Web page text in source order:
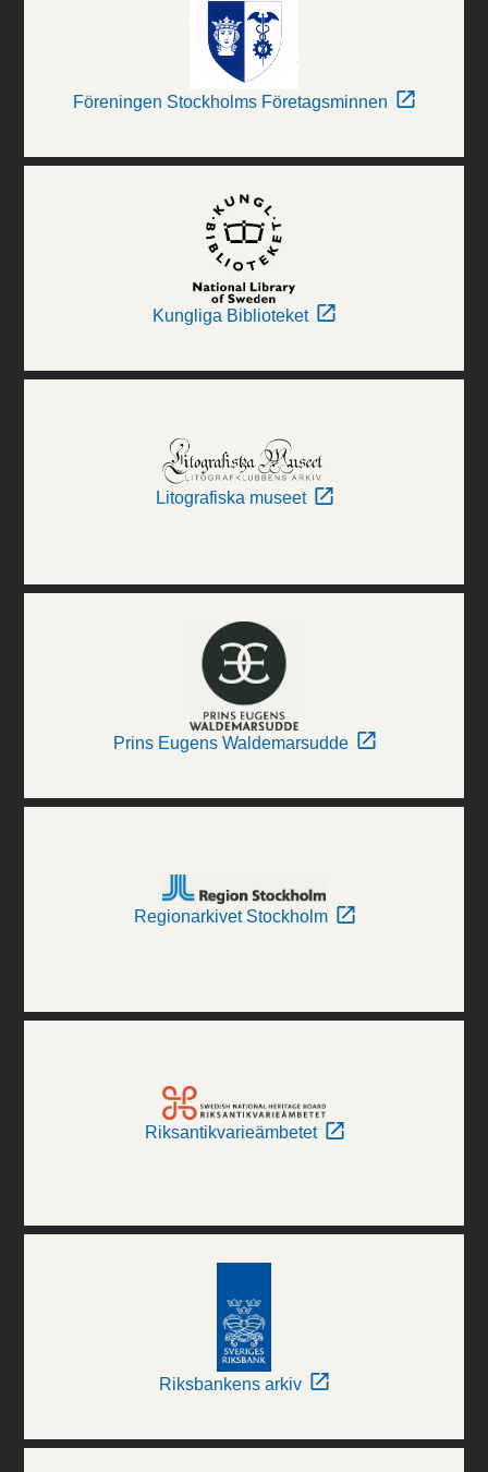
Föreningen Stockholms Företagsminnen
Kungliga Biblioteket
Litografiska museet
Prins Eugens Waldemarsudde
Regionarkivet Stockholm
Riksantikvarieämbetet
Riksbankens arkiv